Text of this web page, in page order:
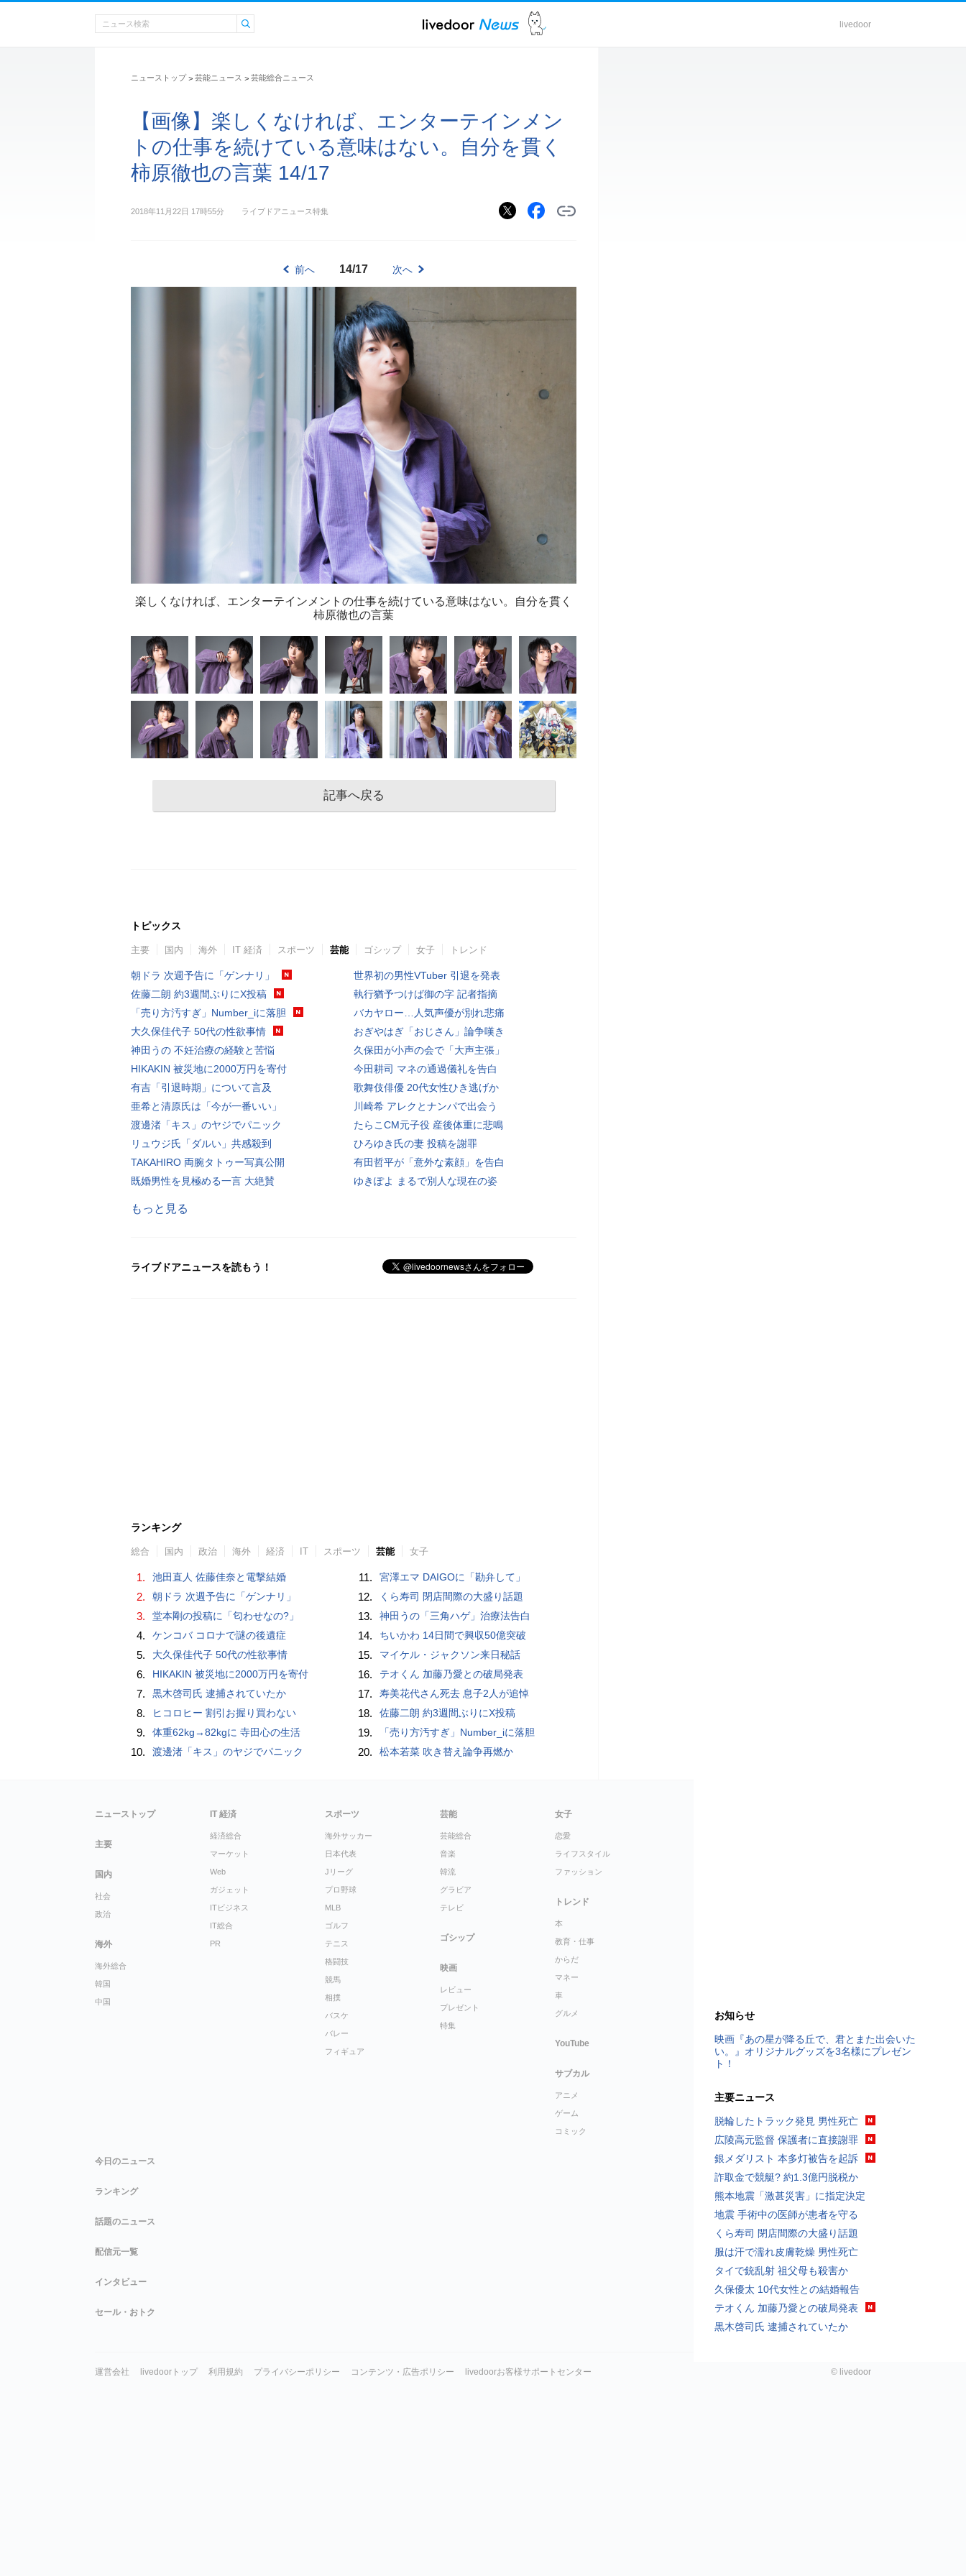
livedoor
ニューストップ > 芸能ニュース > 芸能総合ニュース
【画像】楽しくなければ、エンターテインメン
トの仕事を続けている意味はない。自分を貫く
柿原徹也の言葉 14/17
2018年11月22日 17時55分 ライブドアニュース特集
前へ 14/17 次へ
楽しくなければ、エンターテインメントの仕事を続けている意味はない。自分を貫く
柿原徹也の言葉
記事へ戻る
トピックス
主要 国内 海外 IT 経済 スポーツ 芸能 ゴシップ 女子 トレンド
朝ドラ 次週予告に「ゲンナリ」
佐藤二朗 約3週間ぶりにX投稿
「売り方汚すぎ」Number_iに落胆
大久保佳代子 50代の性欲事情
神田うの 不妊治療の経験と苦悩
HIKAKIN 被災地に2000万円を寄付
有吉「引退時期」について言及
亜希と清原氏は「今が一番いい」
渡邊渚「キス」のヤジでパニック
リュウジ氏「ダルい」共感殺到
TAKAHIRO 両腕タトゥー写真公開
既婚男性を見極める一言 大絶賛
世界初の男性VTuber 引退を発表
執行猶予つけば御の字 記者指摘
バカヤロー…人気声優が別れ悲痛
おぎやはぎ「おじさん」論争嘆き
久保田が小声の会で「大声主張」
今田耕司 マネの通過儀礼を告白
歌舞伎俳優 20代女性ひき逃げか
川崎希 アレクとナンパで出会う
たらこCM元子役 産後体重に悲鳴
ひろゆき氏の妻 投稿を謝罪
有田哲平が「意外な素顔」を告白
ゆきぽよ まるで別人な現在の姿
もっと見る
ライブドアニュースを読もう！
ランキング
総合 国内 政治 海外 経済 IT スポーツ 芸能 女子
1. 池田直人 佐藤佳奈と電撃結婚
2. 朝ドラ 次週予告に「ゲンナリ」
3. 堂本剛の投稿に「匂わせなの?」
4. ケンコバ コロナで謎の後遺症
5. 大久保佳代子 50代の性欲事情
6. HIKAKIN 被災地に2000万円を寄付
7. 黒木啓司氏 逮捕されていたか
8. ヒコロヒー 割引お握り買わない
9. 体重62kg→82kgに 寺田心の生活
10. 渡邊渚「キス」のヤジでパニック
11. 宮澤エマ DAIGOに「勘弁して」
12. くら寿司 閉店間際の大盛り話題
13. 神田うの「三角ハゲ」治療法告白
14. ちいかわ 14日間で興収50億突破
15. マイケル・ジャクソン来日秘話
16. テオくん 加藤乃愛との破局発表
17. 寿美花代さん死去 息子2人が追悼
18. 佐藤二朗 約3週間ぶりにX投稿
19. 「売り方汚すぎ」Number_iに落胆
20. 松本若菜 吹き替え論争再燃か
お知らせ
映画『あの星が降る丘で、君とまた出会いた
い。』オリジナルグッズを3名様にプレゼン
ト！
主要ニュース
脱輪したトラック発見 男性死亡
広陵高元監督 保護者に直接謝罪
銀メダリスト 本多灯被告を起訴
詐取金で競艇? 約1.3億円脱税か
熊本地震「激甚災害」に指定決定
地震 手術中の医師が患者を守る
くら寿司 閉店間際の大盛り話題
服は汗で濡れ皮膚乾燥 男性死亡
タイで銃乱射 祖父母も殺害か
久保優太 10代女性との結婚報告
テオくん 加藤乃愛との破局発表
黒木啓司氏 逮捕されていたか
ニューストップ
主要
国内
社会
政治
海外
海外総合
韓国
中国
IT 経済
経済総合
マーケット
Web
ガジェット
ITビジネス
IT総合
PR
スポーツ
海外サッカー
日本代表
Jリーグ
プロ野球
MLB
ゴルフ
テニス
格闘技
競馬
相撲
バスケ
バレー
フィギュア
芸能
芸能総合
音楽
韓流
グラビア
テレビ
ゴシップ
映画
レビュー
プレゼント
特集
女子
恋愛
ライフスタイル
ファッション
トレンド
本
教育・仕事
からだ
マネー
車
グルメ
YouTube
サブカル
アニメ
ゲーム
コミック
今日のニュース
ランキング
話題のニュース
配信元一覧
インタビュー
セール・おトク
運営会社 livedoorトップ 利用規約 プライバシーポリシー コンテンツ・広告ポリシー livedoorお客様サポートセンター © livedoor